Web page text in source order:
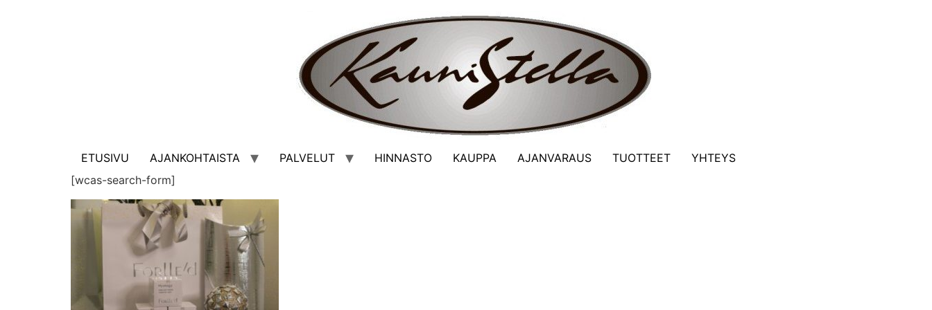
ETUSIVU AJANKOHTAISTA PALVELUT HINNASTO KAUPPA AJANVARAUS TUOTTEET
YHTEYS
[wcas-search-form]